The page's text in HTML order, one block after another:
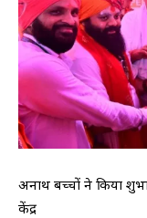
अनाथ बच्चों ने किया
केंद्र